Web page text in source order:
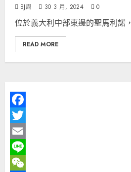
BJ周 30 3 月, 2024 0
位於義大利中部東邊的聖馬利諾，
READ MORE
Facebook
Twitter
Email
Line